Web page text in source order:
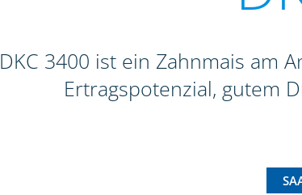
DKC 3400 ist ein Zahnmais am
Ertragspotenzial, gutem